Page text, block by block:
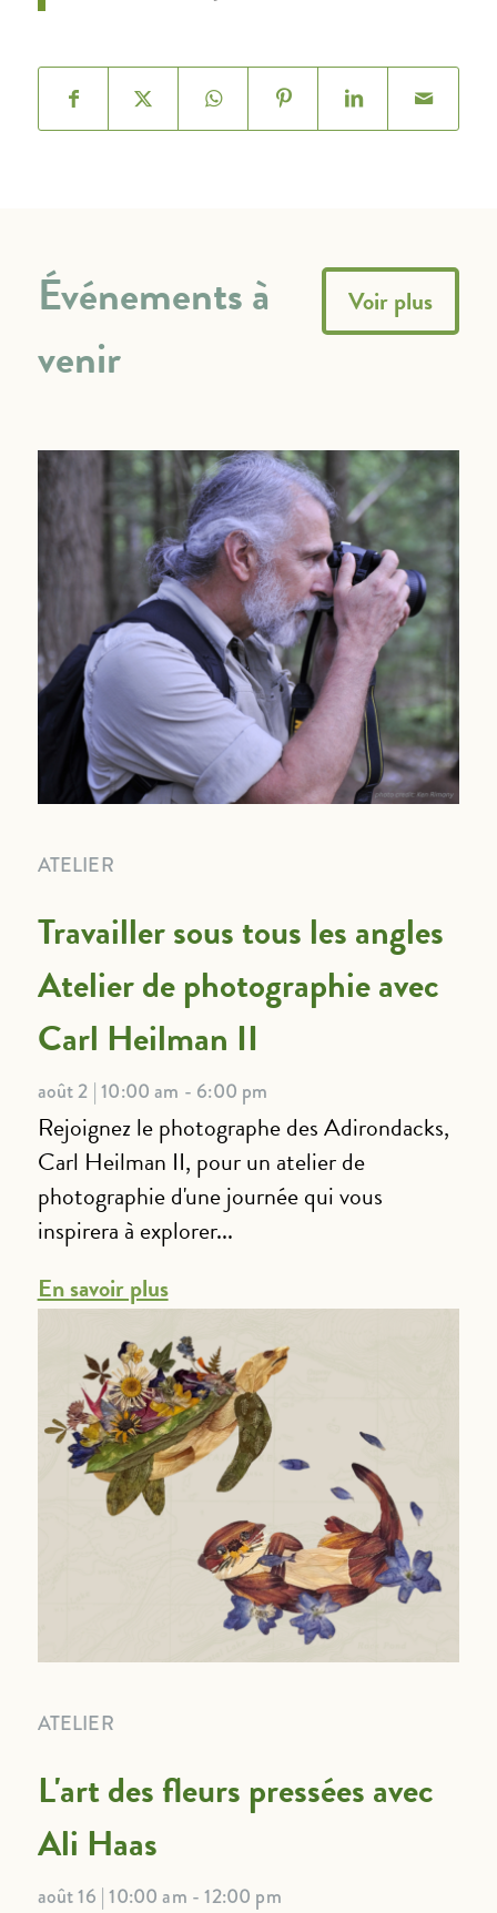
ATELIER
Travailler sous tous les angles
Atelier de photographie avec
Carl Heilman II
août 2 | 10:00 am - 6:00 pm
Rejoignez le photographe des Adirondacks,
Carl Heilman II, pour un atelier de
photographie d'une journée qui vous
inspirera à explorer...
En savoir plus
ATELIER
L'art des fleurs pressées avec
Ali Haas
août 16 | 10:00 am - 12:00 pm
Événements à
venir
Voir plus